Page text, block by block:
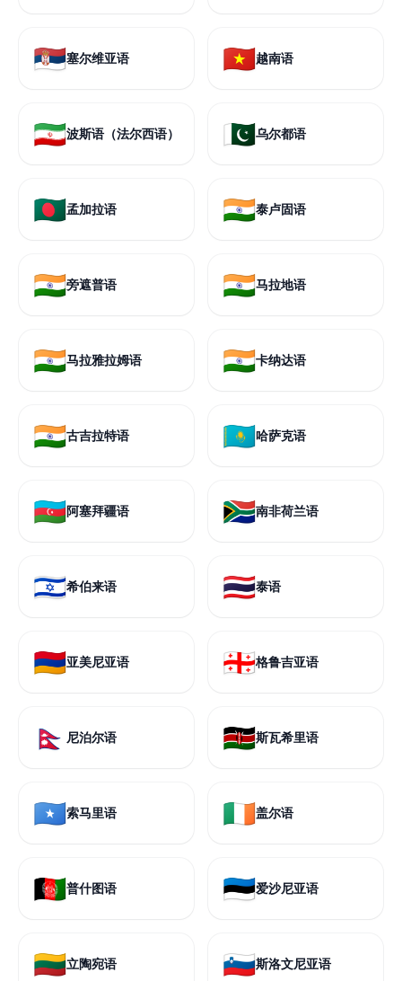
🇷🇸塞尔维亚语 🇻🇳越南语
🇮🇷波斯语（法尔西语） 🇵🇰乌尔都语
🇧🇩孟加拉语 🇮🇳泰卢固语
🇮🇳旁遮普语 🇮🇳马拉地语
🇮🇳马拉雅拉姆语 🇮🇳卡纳达语
🇮🇳古吉拉特语 🇰🇿哈萨克语
🇦🇿阿塞拜疆语 🇿🇦南非荷兰语
🇮🇱希伯来语 🇹🇭泰语
🇦🇲亚美尼亚语 🇬🇪格鲁吉亚语
🇳🇵 尼泊尔语 🇰🇪斯瓦希里语
🇸🇴索马里语 🇮🇪盖尔语
🇦🇫普什图语 🇪🇪爱沙尼亚语
🇱🇹立陶宛语 🇸🇮斯洛文尼亚语